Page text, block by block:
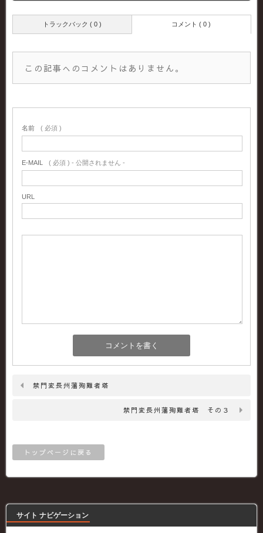
トラックバック ( 0 ) コメント ( 0 )
この記事へのコメントはありません。
名前 ( 必須 )
E-MAIL ( 必須 ) - 公開されません -
URL
禁門変長州藩殉難者塔
禁門変長州藩殉難者塔 その３
トップページに戻る
サイト ナビゲーション